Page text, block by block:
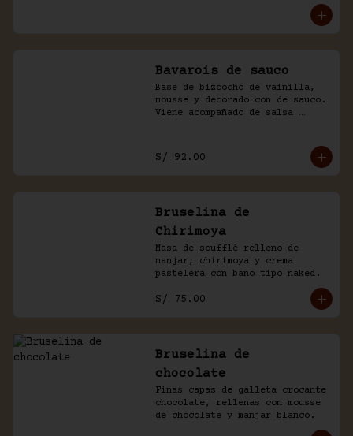
Bavarois de sauco
Base de bizcocho de vainilla,
mousse y decorado con de sauco.
Viene acompañado de salsa
S/ 92.00
Bruselina de
Chirimoya
Masa de soufflé relleno de
manjar, chirimoya y crema
pastelera con baño tipo naked.
S/ 75.00
Bruselina de
chocolate
Finas capas de galleta crocante
chocolate, rellenas con mousse
de chocolate y manjar blanco.